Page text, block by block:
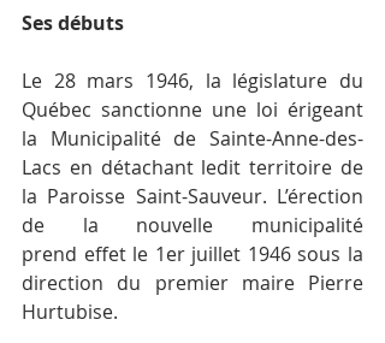
Ses débuts
Le 28 mars 1946, la législature du
Québec sanctionne une loi érigeant
la Municipalité de Sainte-Anne-des-
Lacs en détachant ledit territoire de
la Paroisse Saint-Sauveur. L’érection
de la nouvelle municipalité
prend effet le 1er juillet 1946 sous la
direction du premier maire Pierre
Hurtubise.